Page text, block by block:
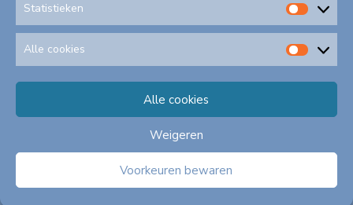
Statistieken
Alle cookies
Alle
Alle cookies
Weigeren
Voorkeuren bewaren
© 2026Alle rechten voorbehouden EBN B.V.
Privacystatement
Schadeformulieren